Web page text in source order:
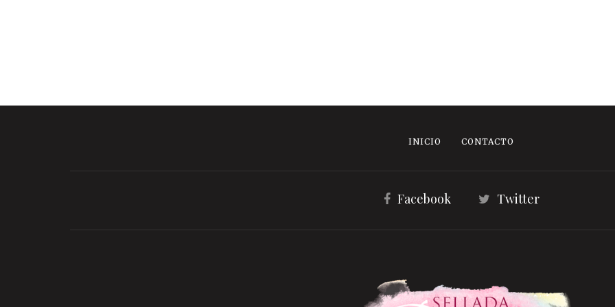
INICIO CONTACTO
Facebook Twitter